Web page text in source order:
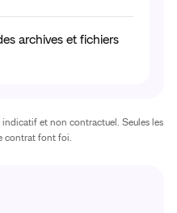
archives et fichiers
et non contractuel. Seules les
contrat font foi.